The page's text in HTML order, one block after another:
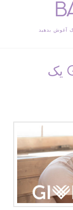
این سه شنبه #GIVING یک